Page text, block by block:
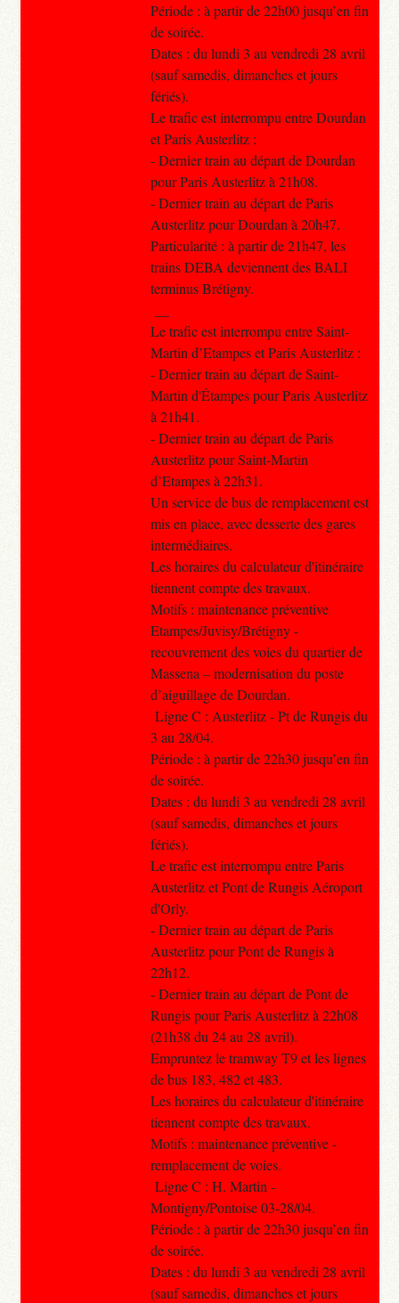
Période : à partir de 22h00 jusqu’en fin
de soirée.
Dates : du lundi 3 au vendredi 28 avril
(sauf samedis, dimanches et jours
fériés).
Le trafic est interrompu entre Dourdan
et Paris Austerlitz :
- Dernier train au départ de Dourdan
pour Paris Austerlitz à 21h08.
- Dernier train au départ de Paris
Austerlitz pour Dourdan à 20h47.
Particularité : à partir de 21h47, les
trains DEBA deviennent des BALI
terminus Brétigny.
Le trafic est interrompu entre Saint-
Martin d’Etampes et Paris Austerlitz :
- Dernier train au départ de Saint-
Martin d'Étampes pour Paris Austerlitz
à 21h41.
- Dernier train au départ de Paris
Austerlitz pour Saint-Martin
d’Etampes à 22h31.
Un service de bus de remplacement est
mis en place, avec desserte des gares
intermédiaires.
Les horaires du calculateur d'itinéraire
tiennent compte des travaux.
Motifs : maintenance préventive
Etampes/Juvisy/Brétigny -
recouvrement des voies du quartier de
Massena – modernisation du poste
d’aiguillage de Dourdan.
Ligne C : Austerlitz - Pt de Rungis du
3 au 28/04.
Période : à partir de 22h30 jusqu’en fin
de soirée.
Dates : du lundi 3 au vendredi 28 avril
(sauf samedis, dimanches et jours
fériés).
Le trafic est interrompu entre Paris
Austerlitz et Pont de Rungis Aéroport
d'Orly.
- Dernier train au départ de Paris
Austerlitz pour Pont de Rungis à
22h12.
- Dernier train au départ de Pont de
Rungis pour Paris Austerlitz à 22h08
(21h38 du 24 au 28 avril).
Empruntez le tramway T9 et les lignes
de bus 183, 482 et 483.
Les horaires du calculateur d'itinéraire
tiennent compte des travaux.
Motifs : maintenance préventive -
remplacement de voies.
Ligne C : H. Martin -
Montigny/Pontoise 03-28/04.
Période : à partir de 22h30 jusqu’en fin
de soirée.
Dates : du lundi 3 au vendredi 28 avril
(sauf samedis, dimanches et jours